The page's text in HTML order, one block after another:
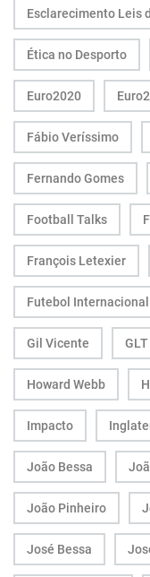
Esclarecimento Leis
Ética no Desporto
Euro2020
Fábio Veríssimo
Fernando Gomes
Football Talks
François Letexier
Futebol Internacional
Gil Vicente GLT
Howard Webb
Impacto
João Bessa
João Pinheiro
José Bessa